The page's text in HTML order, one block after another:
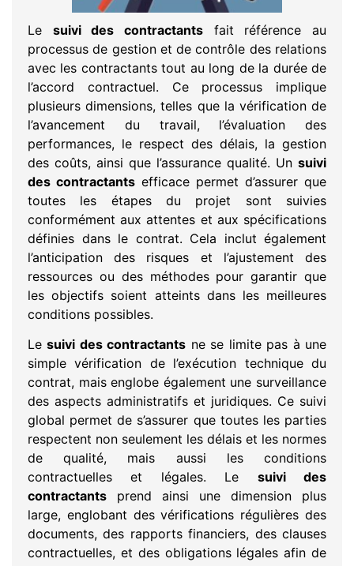
Le suivi des contractants fait référence au
processus de gestion et de contrôle des relations
avec les contractants tout au long de la durée de
l’accord contractuel. Ce processus implique
plusieurs dimensions, telles que la vérification de
l’avancement du travail, l’évaluation des
performances, le respect des délais, la gestion
des coûts, ainsi que l’assurance qualité. Un suivi
des contractants efficace permet d’assurer que
toutes les étapes du projet sont suivies
conformément aux attentes et aux spécifications
définies dans le contrat. Cela inclut également
l’anticipation des risques et l’ajustement des
ressources ou des méthodes pour garantir que
les objectifs soient atteints dans les meilleures
conditions possibles.
Lesuivi des contractants ne se limite pas à une
simple vérification de l’exécution technique du
contrat, mais englobe également une surveillance
des aspects administratifs et juridiques. Ce suivi
global permet de s’assurer que toutes les parties
respectent non seulement les délais et les normes
de qualité, mais aussi les conditions
contractuelles et légales. Le suivi des
contractants prend ainsi une dimension plus
large, englobant des vérifications régulières des
documents, des rapports financiers, des clauses
contractuelles, et des obligations légales afin de